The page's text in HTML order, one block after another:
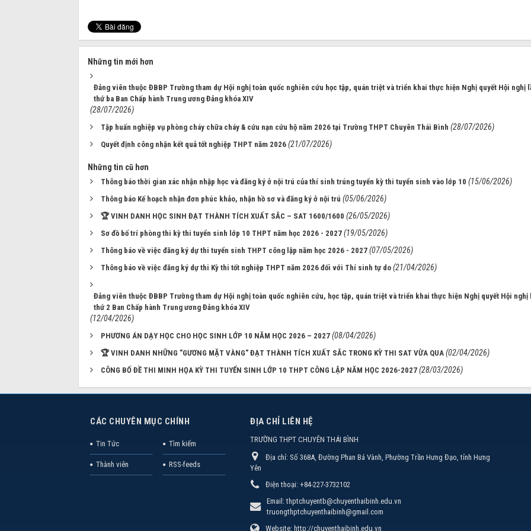
Những tin mới hơn
Đảng viên thuộc ĐBBP Trường tham dự Hội nghị toàn quốc nghiên cứu học tập, quán triệt và triển khai thực hiện Nghị quyết Hội nghị
thứ ba Ban Chấp hành Trung ương Đảng khóa XIV
(28/07/2026)
Tập huấn nghiệp vụ phòng cháy chữa cháy & cứu nạn cứu hộ năm 2026 tại Trường THPT Chuyên Thái Bình (28/07/2026)
Quyết định công nhận kết quả tốt nghiệp THPT năm 2026 (21/07/2026)
Những tin cũ hơn
Thông báo thời gian xác nhận nhập học và đăng ký ở nội trú của thí sinh trúng tuyển kỳ thi tuyển sinh vào lớp 10 (15/06/2026)
Thông báo Kế hoạch nhận đơn phúc khảo, nhận hồ sơ và đăng ký ở nội trú (05/06/2026)
🏆 VINH DANH HỌC SINH ĐẠT THÀNH TÍCH XUẤT SẮC – SAT 1600/1600 (26/05/2026)
Sơ đồ bố trí phòng thi kỳ thi tuyển sinh lớp 10 THPT năm học 2026 - 2027 (19/05/2026)
Thông báo về việc đăng ký dự thi tuyển sinh THPT công lập năm học 2026 - 2027 (07/05/2026)
Thông báo về việc đăng ký dự thi Kỳ thi tốt nghiệp THPT năm 2026 đối với Thí sinh tự do (21/04/2026)
Đảng viên thuộc ĐBBP Trường tham dự Hội nghị toàn quốc nghiên cứu, học tập, quán triệt và triển khai thực hiện Nghị quyết Hội nghị
thứ 2 Ban Chấp hành Trung ương Đảng khóa XIV
(12/04/2026)
PHƯƠNG ÁN DẠY HỌC CHO HỌC SINH LỚP 10 NĂM HỌC 2026 – 2027 (08/04/2026)
🏆 VINH DANH NHỮNG "GƯƠNG MẶT VÀNG" ĐẠT THÀNH TÍCH XUẤT SẮC TRONG KỲ THI SAT VỪA QUA (02/04/2026)
CÔNG BỐ ĐỀ THI MINH HỌA KỲ THI TUYỂN SINH LỚP 10 THPT CÔNG LẬP NĂM HỌC 2026-2027 (28/03/2026)
CÁC CHUYÊN MỤC CHÍNH
Tin Tức Tìm kiếm
Thành viên RSS-feeds
ĐỊA CHỈ LIÊN HỆ
TRƯỜNG THPT CHUYÊN THÁI BÌNH
Địa chỉ: Số 368A, Đường Phan Bá Vành, Phường Trần Hưng Đạo, tỉnh Hưng
Yên
Điện thoại: +84-227-3732102
Email:thptchuyentb@chuyenthaibinh.edu.vn
truongthptchuyenthaibinh@gmail.com
Website: http://chuyenthaibinh.edu.vn